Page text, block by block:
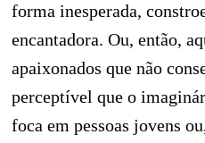
forma inesperada,
encantadora. Ou, então,
apaixonados que não
perceptível que o
foca em pessoas jovens